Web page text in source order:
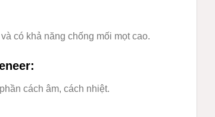
có khả năng chống mối mọt cao.
:
cách âm, cách nhiệt.